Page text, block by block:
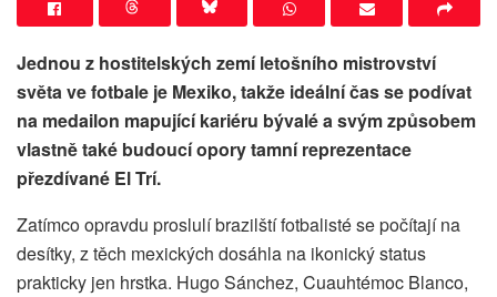
Jednou z hostitelských zemí letošního mistrovství
světa ve fotbale je Mexiko, takže ideální čas se podívat
na medailon mapující kariéru bývalé a svým způsobem
vlastně také budoucí opory tamní reprezentace
přezdívané El Trí.
Zatímco opravdu proslulí brazilští fotbalisté se počítají na
desítky, z těch mexických dosáhla na ikonický status
prakticky jen hrstka. Hugo Sánchez, Cuauhtémoc Blanco,